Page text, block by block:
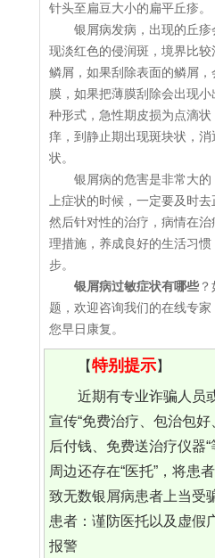
针头至扁豆大小的扁平丘疹。
银屑病发病，出现的丘
现淡红色的侵润斑，境界比
鳞屑，如果刮除表面的鳞屑
膜，如果把薄膜刮除会出现
种形式，急性期皮损为点滴
痒，到静止期出现斑块状，
状。
银屑病的危害是非常大
上症状的时候，一定要及时
然后针对性的治疗，病情在
理措施，养成良好的生活习
步。
银屑病过敏症状有哪些
题，欢迎咨询我们的在线专
您早日康复。
【特别提示】
近期有专业诈骗人员
宣传“免费治疗、包治包
后付钱、免费送治疗仪器
周边还存在“医托”，将患
致无数银屑病患者上当受
患者：谨防医托以及虚假
报警